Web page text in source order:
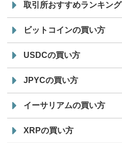
取引所おすすめランキング
ビットコインの買い方
USDCの買い方
JPYCの買い方
イーサリアムの買い方
XRPの買い方